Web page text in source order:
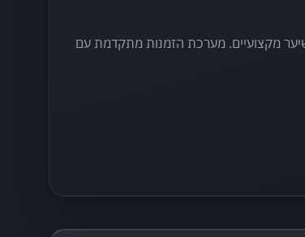
שיער מקצועיים. מערכת הזמנות מתקדמת עם